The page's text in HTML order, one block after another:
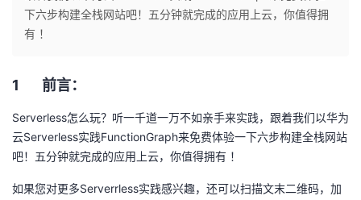
个
主
页
的
开
发
下六步构建全栈网站吧！五分钟就完成的应用上云，你值得拥
有 ！
1 前言：
Serverless怎么玩？听一千道一万不如亲手来实践，跟着我们以华为
云Serverless实践FunctionGraph来免费体验一下六步构建全栈网站
吧！五分钟就完成的应用上云，你值得拥有 ！
如果您对更多Serverrless实践感兴趣，还可以扫描文末二维码，加